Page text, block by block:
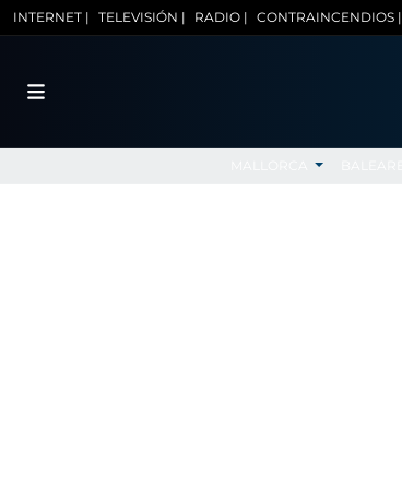
INTERNET | TELEVISIÓN | RADIO | CONTRAINCENDIOS |